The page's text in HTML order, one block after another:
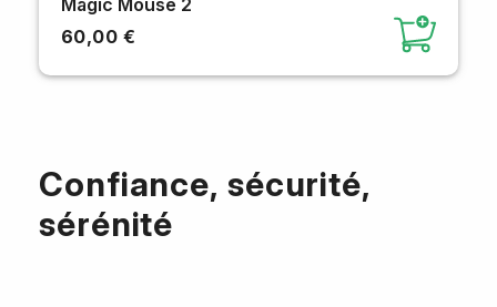
Magic Mouse 2
60,00 €
Confiance, sécurité,
sérénité